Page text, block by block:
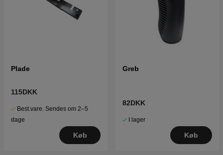
Plade
115DKK
Best.vare. Sendes om 2–5
dage
Køb
Greb
82DKK
I lager
Køb